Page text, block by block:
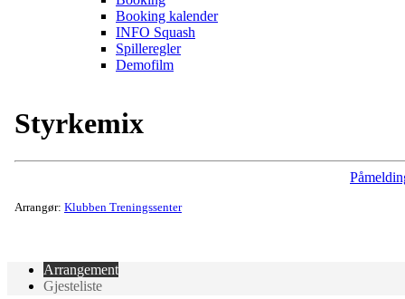
Booking kalender
INFO Squash
Spilleregler
Demofilm
Styrkemix
Arrangør: Klubben Treningssenter
Arrangement
Gjesteliste